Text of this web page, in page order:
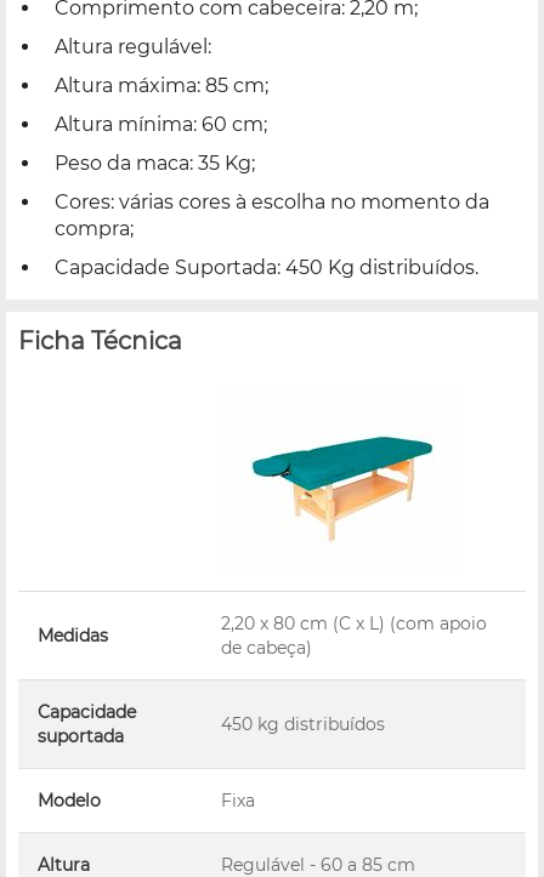
Comprimento com cabeceira: 2,20 m;
Altura regulável:
Altura máxima: 85 cm;
Altura mínima: 60 cm;
Peso da maca: 35 Kg;
Cores: várias cores à escolha no momento da
compra;
Capacidade Suportada: 450 Kg distribuídos.
Ficha Técnica
Medidas
2,20 x 80 cm (C x L) (com apoio
de cabeça)
Capacidade
suportada
450 kg distribuídos
Modelo Fixa
Altura Regulável - 60 a 85 cm